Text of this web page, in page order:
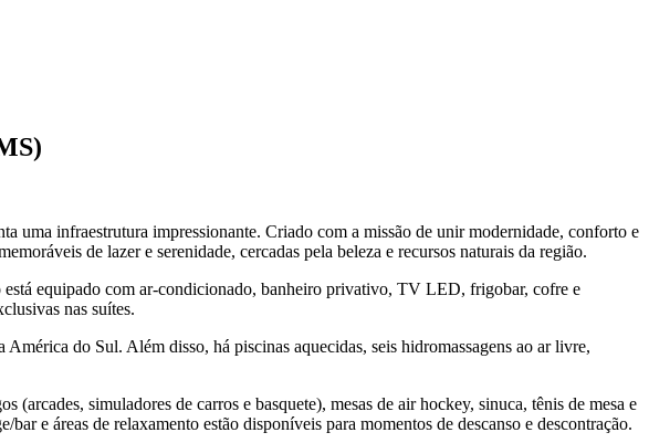
uma infraestrutura impressionante. Criado com a missão de unir modernidade, conforto e
de lazer e serenidade, cercadas pela beleza e recursos naturais da região.
equipado com ar-condicionado, banheiro privativo, TV LED, frigobar, cofre e
nas suítes.
do Sul. Além disso, há piscinas aquecidas, seis hidromassagens ao ar livre,
(arcades, simuladores de carros e basquete), mesas de air hockey, sinuca, tênis de mesa e
e áreas de relaxamento estão disponíveis para momentos de descanso e descontração.